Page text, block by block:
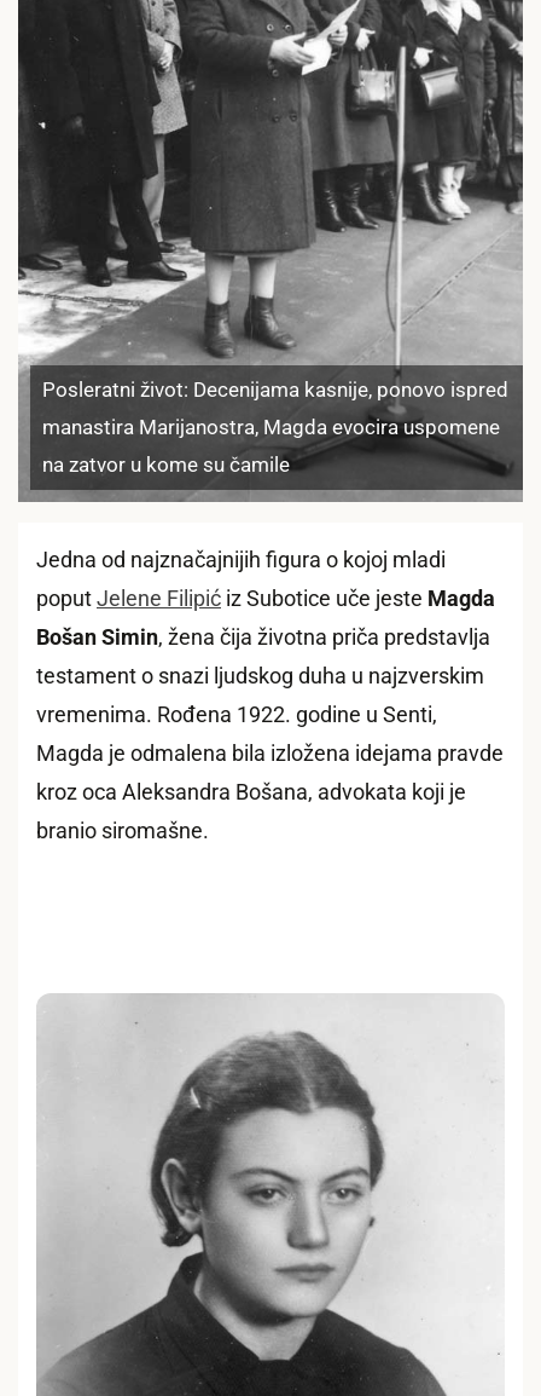
Posleratni život: Decenijama kasnije, ponovo ispred
manastira Marijanostra, Magda evocira uspomene
na zatvor u kome su čamile
Jedna od najznačajnijih figura o kojoj mladi
poput Jelene Filipić iz Subotice uče jeste Magda
Bošan Simin, žena čija životna priča predstavlja
testament o snazi ljudskog duha u najzverskim
vremenima. Rođena 1922. godine u Senti,
Magda je odmalena bila izložena idejama pravde
kroz oca Aleksandra Bošana, advokata koji je
branio siromašne.